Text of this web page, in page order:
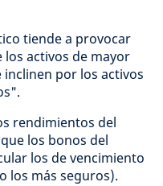
tiende a provocar
los activos de mayor
inclinen por los activos
rendimientos del
los bonos del
los de vencimiento
los más seguros).